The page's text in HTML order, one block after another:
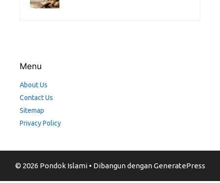
Menu
About Us
Contact Us
Sitemap
Privacy Policy
© 2026 Pondok Islami• Dibangun denganGeneratePress